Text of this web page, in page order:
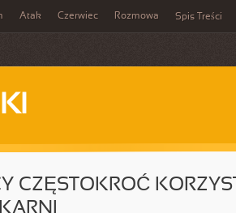
Atak Czerwiec Rozmowa Spis Treści
CZĘSTOKROĆ